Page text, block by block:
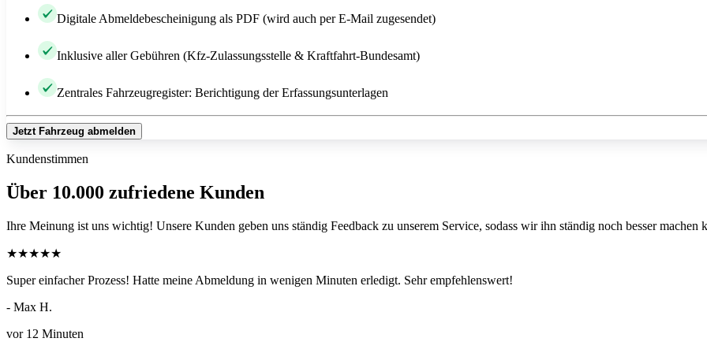
Digitale Abmeldebescheinigung als PDF (wird auch per E-Mail zugesendet)
Inklusive aller Gebühren (Kfz-Zulassungsstelle & Kraftfahrt-Bundesamt)
Zentrales Fahrzeugregister: Berichtigung der Erfassungsunterlagen
Jetzt Fahrzeug abmelden
Kundenstimmen
Über 10.000 zufriedene Kunden
Ihre Meinung ist uns wichtig! Unsere Kunden geben uns ständig Feedback zu unserem Service, sodass wir ihn ständig noch besser machen
★★★★★
Super einfacher Prozess! Hatte meine Abmeldung in wenigen Minuten erledigt. Sehr empfehlenswert!
- Max H.
vor 12 Minuten